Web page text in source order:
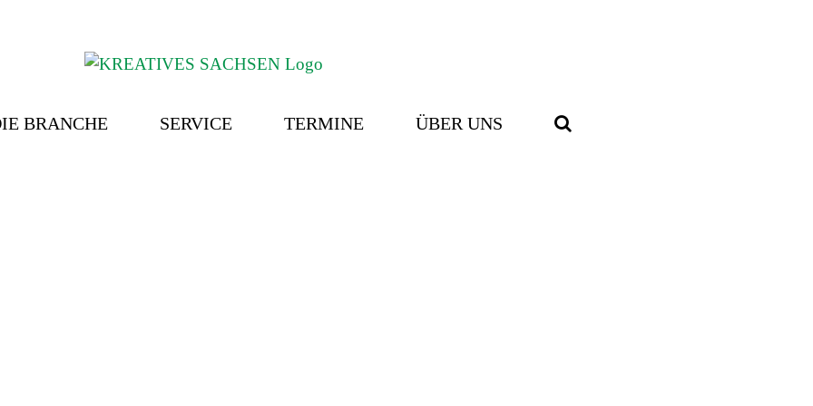
BRANCHE SERVICE TERMINE ÜBER UNS